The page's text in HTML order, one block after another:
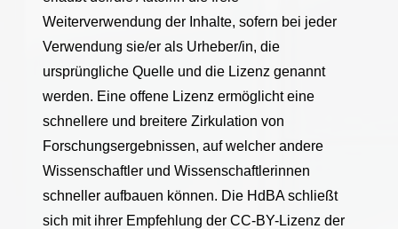
Weiterverwendung der Inhalte, sofern bei jeder
Verwendung sie/er als Urheber/in, die
ursprüngliche Quelle und die Lizenz genannt
werden. Eine offene Lizenz ermöglicht eine
schnellere und breitere Zirkulation von
Forschungsergebnissen, auf welcher andere
Wissenschaftler und Wissenschaftlerinnen
schneller aufbauen können. Die HdBA schließt
sich mit ihrer Empfehlung der CC-BY-Lizenz der